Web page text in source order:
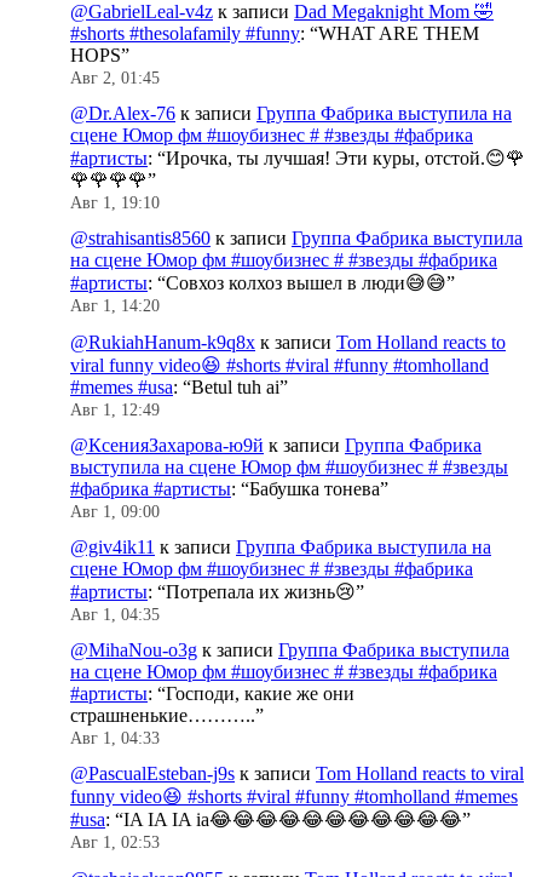
@GabrielLeal-v4z к записи Dad Megaknight Mom 🤣
#shorts #thesolafamily #funny: “WHAT ARE THEM
HOPS”
Авг 2, 01:45
@Dr.Alex-76 к записи Группа Фабрика выступила на
сцене Юмор фм #шоубизнес # #звезды #фабрика
#артисты: “Ирочка, ты лучшая! Эти куры, отстой.😊🌹
🌹🌹🌹🌹”
Авг 1, 19:10
@strahisantis8560 к записи Группа Фабрика выступила
на сцене Юмор фм #шоубизнес # #звезды #фабрика
#артисты: “Совхоз колхоз вышел в люди😅😅”
Авг 1, 14:20
@RukiahHanum-k9q8x к записи Tom Holland reacts to
viral funny video😆 #shorts #viral #funny #tomholland
#memes #usa: “Betul tuh ai”
Авг 1, 12:49
@КсенияЗахарова-ю9й к записи Группа Фабрика
выступила на сцене Юмор фм #шоубизнес # #звезды
#фабрика #артисты: “Бабушка тонева”
Авг 1, 09:00
@giv4ik11 к записи Группа Фабрика выступила на
сцене Юмор фм #шоубизнес # #звезды #фабрика
#артисты: “Потрепала их жизнь😢”
Авг 1, 04:35
@MihaNou-o3g к записи Группа Фабрика выступила
на сцене Юмор фм #шоубизнес # #звезды #фабрика
#артисты: “Господи, какие же они
страшненькие………..”
Авг 1, 04:33
@PascualEsteban-j9s к записи Tom Holland reacts to viral
funny video😆 #shorts #viral #funny #tomholland #memes
#usa: “IA IA IA ia😂😂😂😂😂😂😂😂😂😂😂”
Авг 1, 02:53